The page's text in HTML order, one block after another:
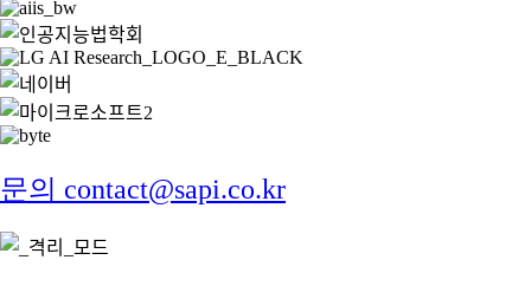
문의 contact@sapi.co.kr